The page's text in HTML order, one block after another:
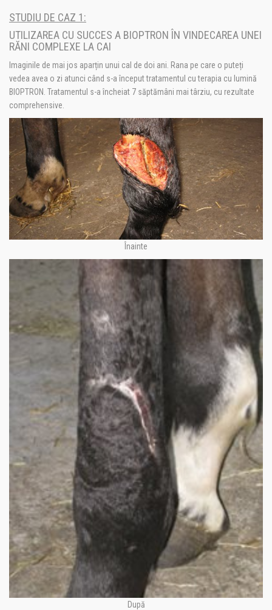
STUDIU DE CAZ 1:
UTILIZAREA CU SUCCES A BIOPTRON ÎN VINDECAREA UNEI
RĂNI COMPLEXE LA CAI
Imaginile de mai jos aparțin unui cal de doi ani. Rana pe care o puteți
vedea avea o zi atunci când s-a început tratamentul cu terapia cu lumină
BIOPTRON. Tratamentul s-a încheiat 7 săptămâni mai târziu, cu rezultate
comprehensive.
Înainte
După